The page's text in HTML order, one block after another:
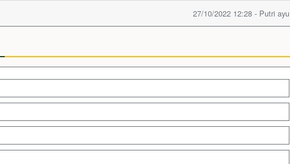
27/10/2022 12:28 - Putri ayu